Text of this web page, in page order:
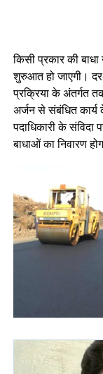
किसी प्रकार की
शुरुआत हो जाएगी।
प्रक्रिया के अंतर्गत
अर्जन से संबंधित
पदाधिकारी के संविदा
बाधाओं का निवारण